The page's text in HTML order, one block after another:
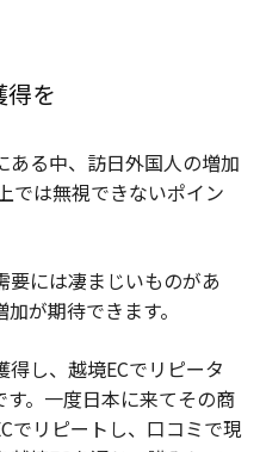
を
ある中、訪日外国人の増加
では無視できないポイン
要には凄まじいものがあ
が期待できます。
し、越境ECでリピータ
。一度日本に来てその商
でリピートし、口コミで現